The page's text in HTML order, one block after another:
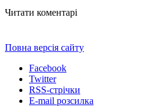
Читати коментарі
Повна версія сайту
Facebook
Twitter
RSS-стрічки
E-mail розсилка